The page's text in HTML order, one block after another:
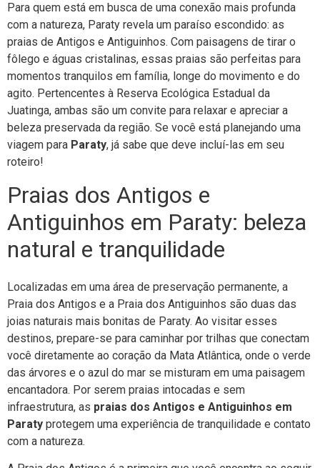
Para quem está em busca de uma conexão mais profunda
com a natureza, Paraty revela um paraíso escondido: as
praias de Antigos e Antiguinhos. Com paisagens de tirar o
fôlego e águas cristalinas, essas praias são perfeitas para
momentos tranquilos em família, longe do movimento e do
agito. Pertencentes à Reserva Ecológica Estadual da
Juatinga, ambas são um convite para relaxar e apreciar a
beleza preservada da região. Se você está planejando uma
viagem para Paraty, já sabe que deve incluí-las em seu
roteiro!
Praias dos Antigos e
Antiguinhos em Paraty: beleza
natural e tranquilidade
Localizadas em uma área de preservação permanente, a
Praia dos Antigos e a Praia dos Antiguinhos são duas das
joias naturais mais bonitas de Paraty. Ao visitar esses
destinos, prepare-se para caminhar por trilhas que conectam
você diretamente ao coração da Mata Atlântica, onde o verde
das árvores e o azul do mar se misturam em uma paisagem
encantadora. Por serem praias intocadas e sem
infraestrutura, as praias dos Antigos e Antiguinhos em
Paraty protegem uma experiência de tranquilidade e contato
com a natureza.